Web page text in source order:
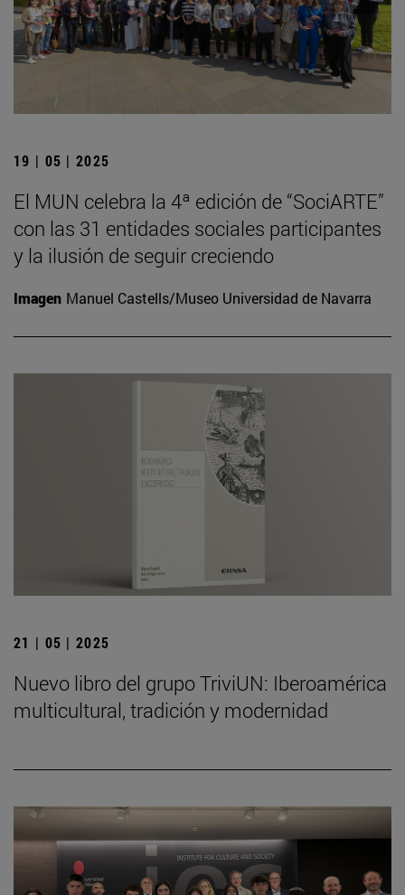
19 | 05 | 2025
El MUN celebra la 4ª edición de “SociARTE”
con las 31 entidades sociales participantes
y la ilusión de seguir creciendo
Imagen Manuel Castells/Museo Universidad de Navarra
21 | 05 | 2025
Nuevo libro del grupo TriviUN: Iberoamérica
multicultural, tradición y modernidad